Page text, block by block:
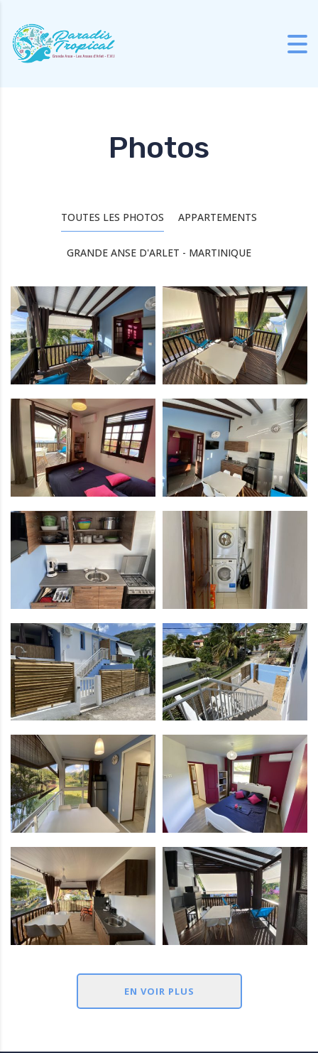
Photos
TOUTES LES PHOTOS APPARTEMENTS
GRANDE ANSE D'ARLET - MARTINIQUE
EN VOIR PLUS